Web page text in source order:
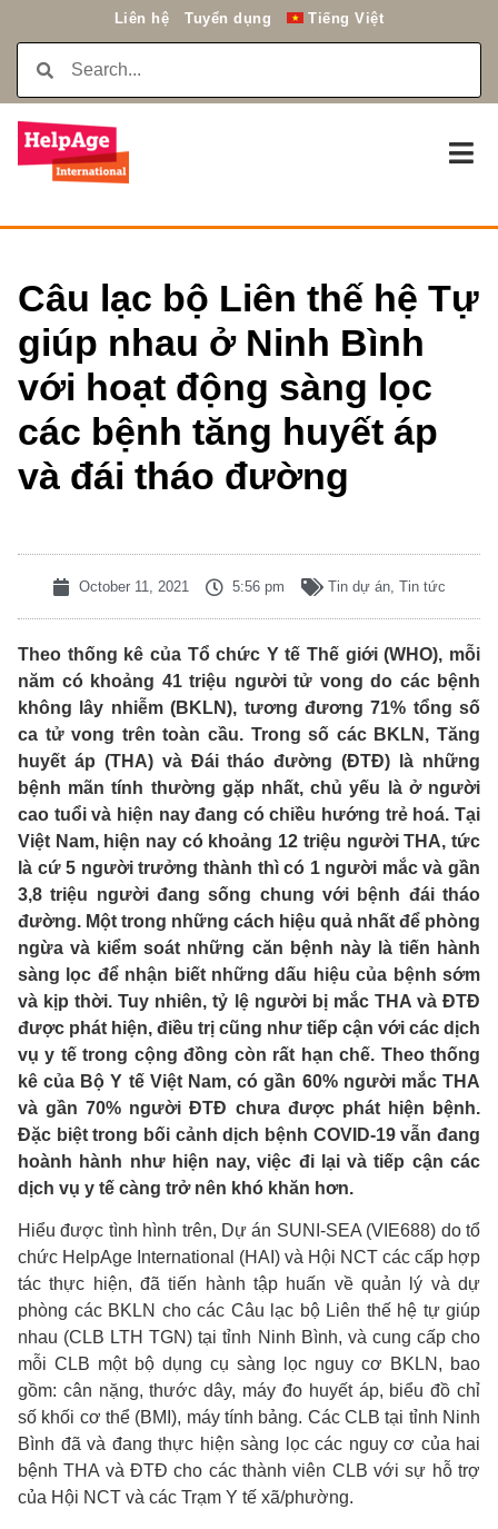
Liên hệ Tuyển dụng Tiếng Việt
Câu lạc bộ Liên thế hệ Tự
giúp nhau ở Ninh Bình
với hoạt động sàng lọc
các bệnh tăng huyết áp
và đái tháo đường
October 11, 2021 5:56 pm Tin dự án, Tin tức
Theo thống kê của Tổ chức Y tế Thế giới (WHO), mỗi
năm có khoảng 41 triệu người tử vong do các bệnh
không lây nhiễm (BKLN), tương đương 71% tổng số
ca tử vong trên toàn cầu. Trong số các BKLN, Tăng
huyết áp (THA) và Đái tháo đường (ĐTĐ) là những
bệnh mãn tính thường gặp nhất, chủ yếu là ở người
cao tuổi và hiện nay đang có chiều hướng trẻ hoá. Tại
Việt Nam, hiện nay có khoảng 12 triệu người THA, tức
là cứ 5 người trưởng thành thì có 1 người mắc và gần
3,8 triệu người đang sống chung với bệnh đái tháo
đường. Một trong những cách hiệu quả nhất để phòng
ngừa và kiểm soát những căn bệnh này là tiến hành
sàng lọc để nhận biết những dấu hiệu của bệnh sớm
và kịp thời. Tuy nhiên, tỷ lệ người bị mắc THA và ĐTĐ
được phát hiện, điều trị cũng như tiếp cận với các dịch
vụ y tế trong cộng đồng còn rất hạn chế. Theo thống
kê của Bộ Y tế Việt Nam, có gần 60% người mắc THA
và gần 70% người ĐTĐ chưa được phát hiện bệnh.
Đặc biệt trong bối cảnh dịch bệnh COVID-19 vẫn đang
hoành hành như hiện nay, việc đi lại và tiếp cận các
dịch vụ y tế càng trở nên khó khăn hơn.
Hiểu được tình hình trên, Dự án SUNI-SEA (VIE688) do tổ
chức HelpAge International (HAI) và Hội NCT các cấp hợp
tác thực hiện, đã tiến hành tập huấn về quản lý và dự
phòng các BKLN cho các Câu lạc bộ Liên thế hệ tự giúp
nhau (CLB LTH TGN) tại tỉnh Ninh Bình, và cung cấp cho
mỗi CLB một bộ dụng cụ sàng lọc nguy cơ BKLN, bao
gồm: cân nặng, thước dây, máy đo huyết áp, biểu đồ chỉ
số khối cơ thể (BMI), máy tính bảng. Các CLB tại tỉnh Ninh
Bình đã và đang thực hiện sàng lọc các nguy cơ của hai
bệnh THA và ĐTĐ cho các thành viên CLB với sự hỗ trợ
của Hội NCT và các Trạm Y tế xã/phường.